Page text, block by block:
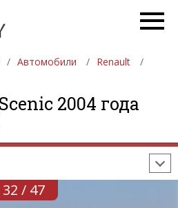
Автомобили
Renault
2004 года
АВТОМОБИЛИ
ДЕВУШКИ
1
32 / 47